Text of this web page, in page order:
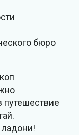
бюро
путешествие
ладони!